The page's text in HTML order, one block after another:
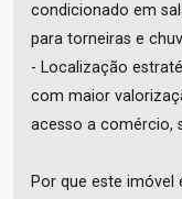
condicionado em
para torneiras e
- Localização
com maior
acesso a comércio,
Por que este imóvel